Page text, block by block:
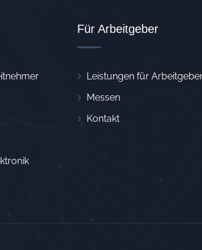
Für Arbeitgeber
Leistungen für
Messen
Kontakt